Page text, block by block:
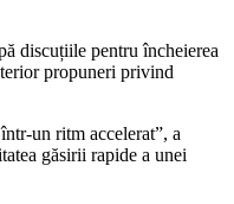
discuțiile pentru încheierea
propuneri privind
un ritm accelerat”, a
găsirii rapide a unei